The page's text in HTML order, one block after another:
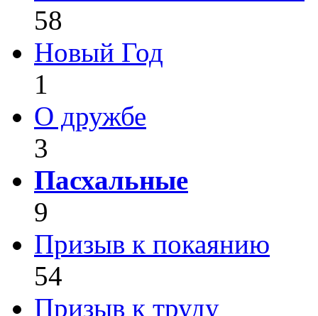
58
Новый Год
1
О дружбе
3
Пасхальные
9
Призыв к покаянию
54
Призыв к труду